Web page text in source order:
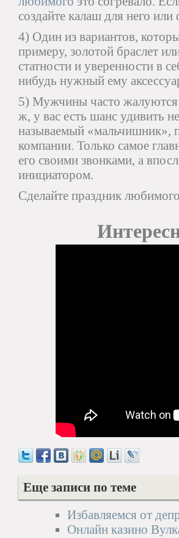
создайте калаш для него
4) Один из вариантов,
примеру, золотой браслет
статности и уверенности в
нибудь нужный ему
5) Мужчины часто жалуются
ж, у вас есть шанс удивить
называемый «мальчишник»,
компании. Только самое
его своими звонками, а
инициатором.
Сделайте праздник
Еще записи по теме
Избавляемся от
Онлайн казино